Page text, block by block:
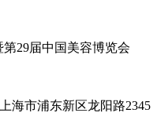
第29届中国美容博览会
海市浦东新区龙阳路2345